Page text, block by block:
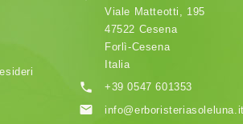
Viale Matteotti, 195
47522 Cesena
Forlì-Cesena
Italia
 +39 0547 601353
 info@erboristeriasoleluna.it